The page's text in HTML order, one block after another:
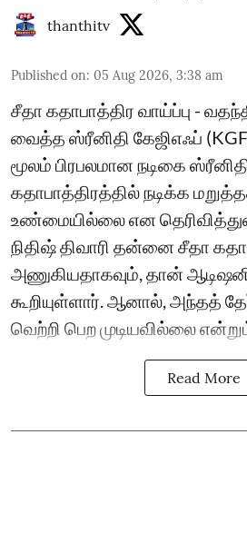
thanthitv
Published on: 05 Aug 2026, 3:38 am
சீதா கதாபாத்திர வாய்ப்பு -
வைத்த ஸ்ரீனிதி கேஜிஎஃப்
மூலம் பிரபலமான நடிகை
கதாபாத்திரத்தில் நடிக்க
உண்மையில்லை என
நிதிஷ் திவாரி தன்னை சீதா
அணுகியதாகவும், தான்
கூறியுள்ளார். ஆனால், அந்தத்
வெற்றி பெற முடியவில்லை
Read More